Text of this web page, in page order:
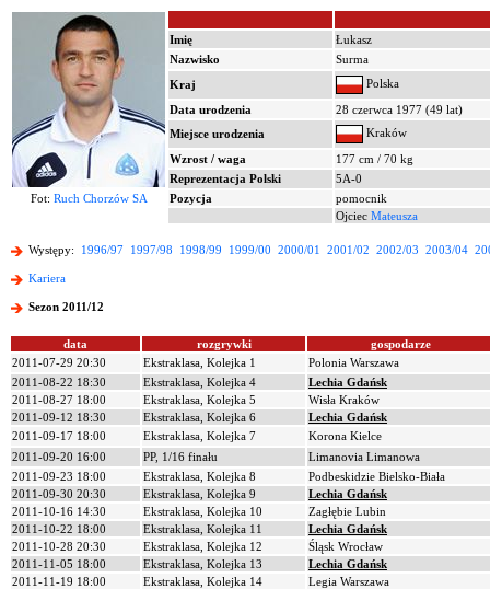
Imię
Łukasz
Nazwisko
Surma
Kraj
Polska
Data urodzenia
28 czerwca 1977 (49 lat)
Miejsce urodzenia
Kraków
Wzrost / waga
177 cm / 70 kg
Reprezentacja Polski
5A-0
Fot: Ruch Chorzów SA Pozycja
pomocnik
Ojciec Mateusza
Występy: 1996/97 1997/98 1998/99 1999/00 2000/01 2001/02 2002/03 2003/04
Kariera
Sezon 2011/12
data rozgrywki
gospodarze
2011-07-29 20:30
Ekstraklasa, Kolejka 1
Polonia Warszawa
2011-08-22 18:30
Ekstraklasa, Kolejka 4
Lechia Gdańsk
2011-08-27 18:00
Ekstraklasa, Kolejka 5
Wisła Kraków
2011-09-12 18:30
Ekstraklasa, Kolejka 6
Lechia Gdańsk
2011-09-17 18:00
Ekstraklasa, Kolejka 7
Korona Kielce
2011-09-20 16:00
PP, 1/16 finału
Limanovia Limanowa
2011-09-23 18:00
Ekstraklasa, Kolejka 8
Podbeskidzie Bielsko-Biała
2011-09-30 20:30
Ekstraklasa, Kolejka 9
Lechia Gdańsk
2011-10-16 14:30
Ekstraklasa, Kolejka 10
Zagłębie Lubin
2011-10-22 18:00
Ekstraklasa, Kolejka 11
Lechia Gdańsk
2011-10-28 20:30
Ekstraklasa, Kolejka 12
Śląsk Wrocław
2011-11-05 18:00
Ekstraklasa, Kolejka 13
Lechia Gdańsk
2011-11-19 18:00
Ekstraklasa, Kolejka 14
Legia Warszawa